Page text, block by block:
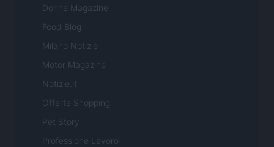
Donne Magazine
Food Blog
Milano Notizie
Motor Magazine
Notizie.it
Offerte Shopping
Pet Story
Professione Lavoro